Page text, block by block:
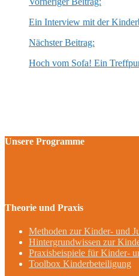
Ein Interview mit der
Nächster Beitrag:
Hoch vom Sofa! Ein
Unsere Programme
Theorie und Praxis
Methoden zur Kinder- und
Hintergrundwissen zur
Praxisbeispiele für Kinder-
Toolbox Kinderbeteiligung